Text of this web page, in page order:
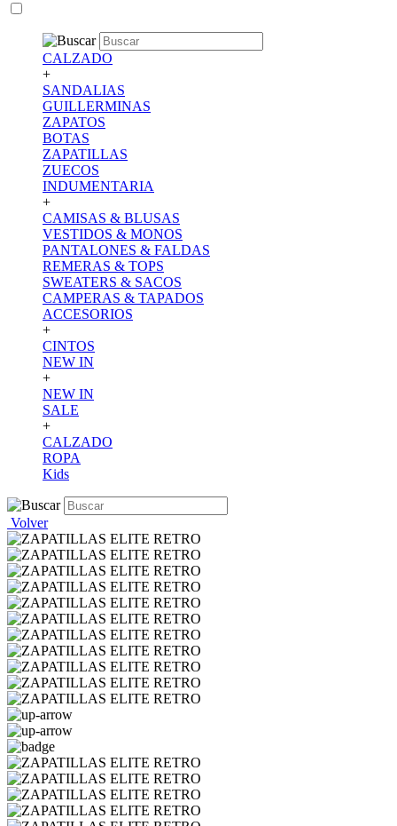
CALZADO
+
SANDALIAS
GUILLERMINAS
ZAPATOS
BOTAS
ZAPATILLAS
ZUECOS
INDUMENTARIA
+
CAMISAS & BLUSAS
VESTIDOS & MONOS
PANTALONES & FALDAS
REMERAS & TOPS
SWEATERS & SACOS
CAMPERAS & TAPADOS
ACCESORIOS
+
CINTOS
NEW IN
+
NEW IN
SALE
+
CALZADO
ROPA
Kids
Volver